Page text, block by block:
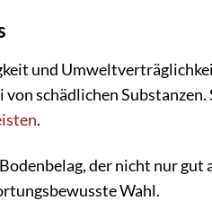
und
schädlichen
.
der nicht nur
Wahl.